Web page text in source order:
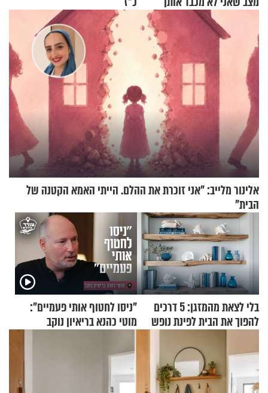
בבוקר בהנחת תפילין"
אלינור מלייב: "אני זוכרת את ההלם. הייתי האמא הקטנה של
הבית"
בלי לצאת מהמזגן: 5 דרכים
להפוך את הבית לפינת נופש
"ניסו לחטוף אותי פעמיים":
מוטי כהנא בריאיון נוקב